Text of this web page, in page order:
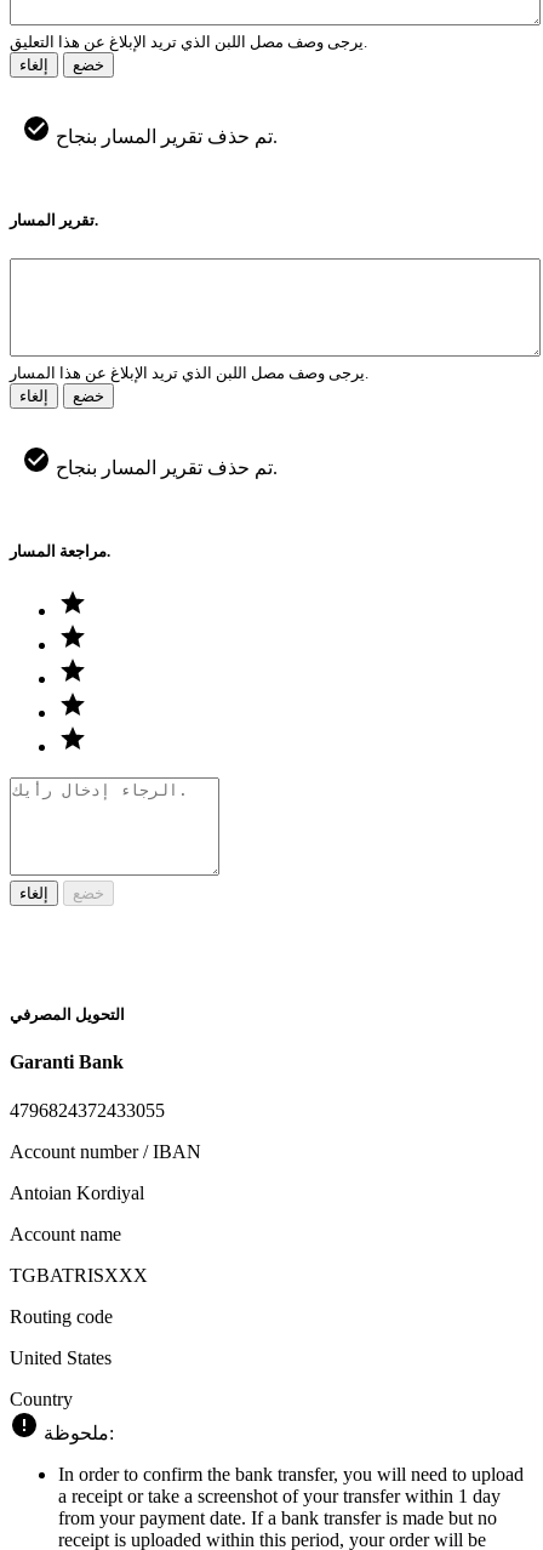
يرجى وصف مصل اللبن الذي تريد الإبلاغ عن هذا التعليق.
إلغاء
خضع
تم حذف تقرير المسار بنجاح.
تقرير المسار.
إلغاء
خضع
تم حذف تقرير المسار بنجاح.
مراجعة المسار.
إلغاء خضع
التحويل المصرفي
Garanti Bank
4796824372433055
Account number / IBAN
Antoian Kordiyal
Account name
TGBATRISXXX
Routing code
United States
Country
ملحوظة:
In order to confirm the bank transfer, you will need to upload
a receipt or take a screenshot of your transfer within 1 day
from your payment date. If a bank transfer is made but no
receipt is uploaded within this period, your order will be